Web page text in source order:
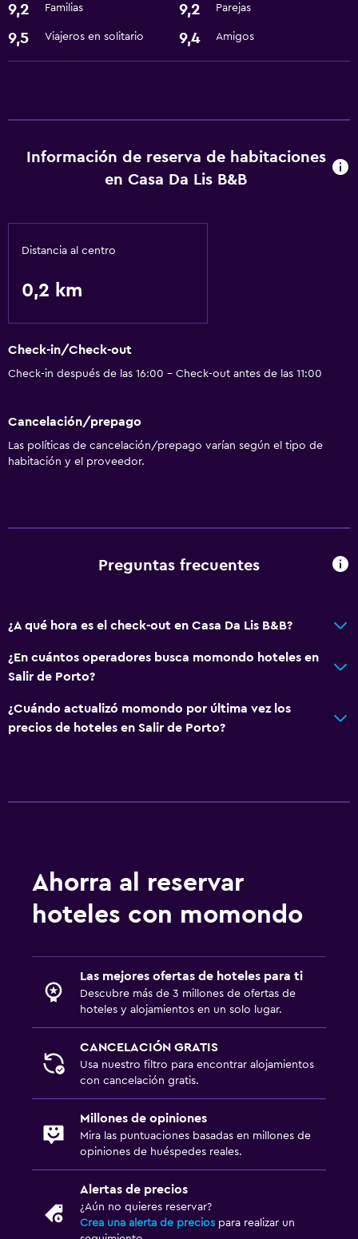
9,2 Familias 9,2 Parejas
9,5 Viajeros en solitario 9,4 Amigos
Información de reserva de habitaciones
en Casa Da Lis B&B
Distancia al centro
0,2 km
Check-in/Check-out
Check-in después de las 16:00 - Check-out antes de las 11:00
Cancelación/prepago
Las políticas de cancelación/prepago varían según el tipo de
habitación y el proveedor.
Preguntas frecuentes
¿A qué hora es el check-out en Casa Da Lis B&B?
¿En cuántos operadores busca momondo hoteles en
Salir de Porto?
¿Cuándo actualizó momondo por última vez los
precios de hoteles en Salir de Porto?
Ahorra al reservar
hoteles con momondo
Las mejores ofertas de hoteles para ti
Descubre más de 3 millones de ofertas de
hoteles y alojamientos en un solo lugar.
CANCELACIÓN GRATIS
Usa nuestro filtro para encontrar alojamientos
con cancelación gratis.
Millones de opiniones
Mira las puntuaciones basadas en millones de
opiniones de huéspedes reales.
Alertas de precios
¿Aún no quieres reservar?
Crea una alerta de precios para realizar un